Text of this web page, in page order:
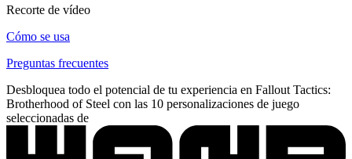
Recorte de vídeo
Cómo se usa
Preguntas frecuentes
Desbloquea todo el potencial de tu experiencia en Fallout Tactics:
Brotherhood of Steel con las 10 personalizaciones de juego
seleccionadas de